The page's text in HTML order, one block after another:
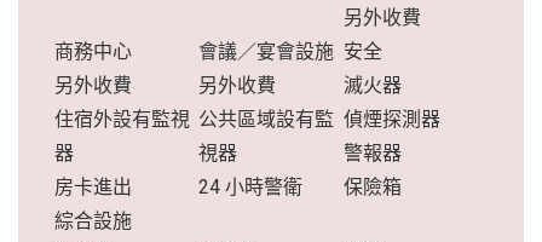
另外收費
商務中心
另外收費
會議／宴會設施
另外收費
安全
滅火器
住宿外設有監視
器
公共區域設有監
視器
偵煙探測器
警報器
房卡進出
24 小時警衛
保險箱
綜合設施